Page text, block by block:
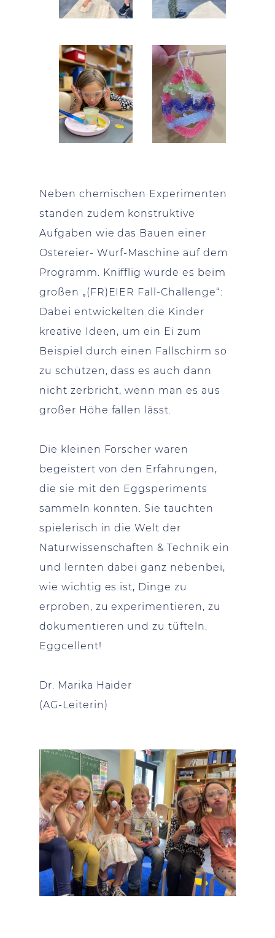
Neben chemischen Experimenten
standen zudem konstruktive
Aufgaben wie das Bauen einer
Ostereier- Wurf-Maschine auf dem
Programm. Knifflig wurde es beim
großen „(FR)EIER Fall-Challenge“:
Dabei entwickelten die Kinder
kreative Ideen, um ein Ei zum
Beispiel durch einen Fallschirm so
zu schützen, dass es auch dann
nicht zerbricht, wenn man es aus
großer Höhe fallen lässt.
Die kleinen Forscher waren
begeistert von den Erfahrungen,
die sie mit den Eggsperiments
sammeln konnten. Sie tauchten
spielerisch in die Welt der
Naturwissenschaften & Technik ein
und lernten dabei ganz nebenbei,
wie wichtig es ist, Dinge zu
erproben, zu experimentieren, zu
dokumentieren und zu tüfteln.
Eggcellent!
Dr. Marika Haider
(AG-Leiterin)